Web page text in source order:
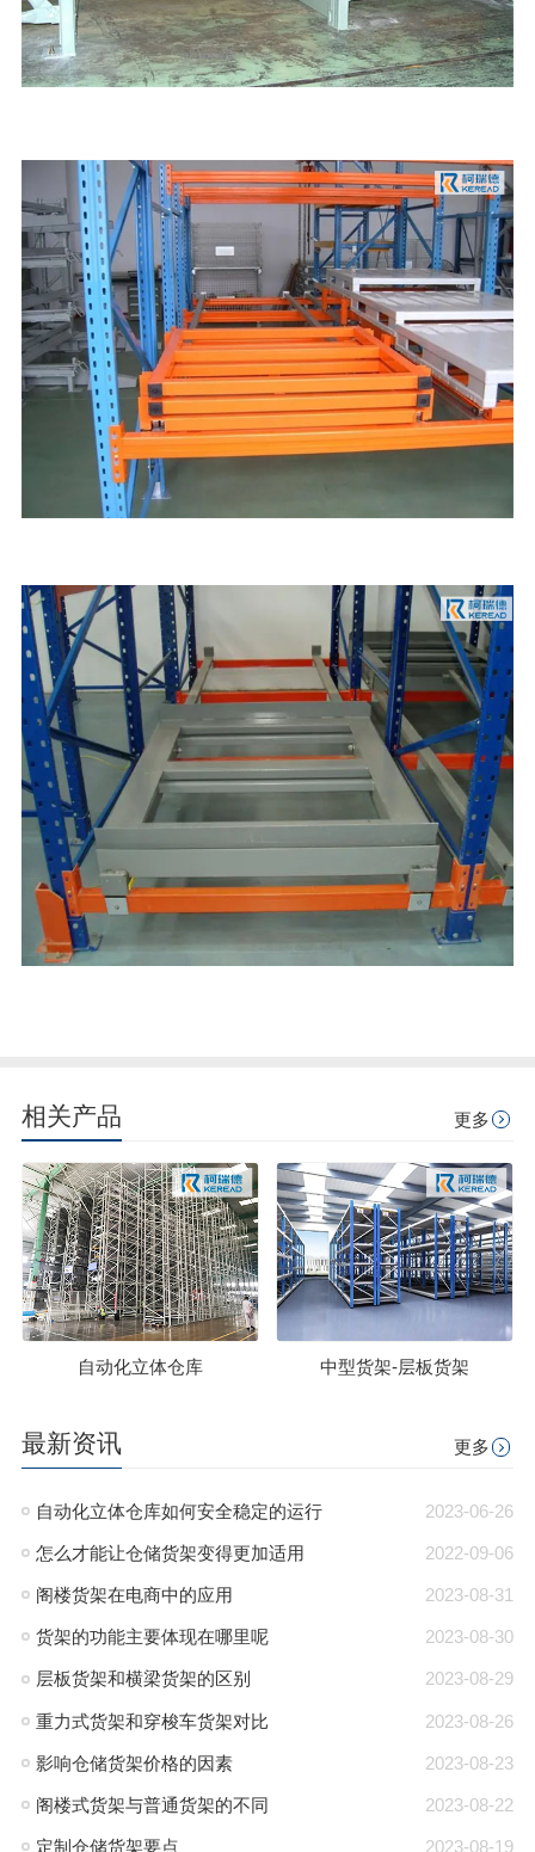
相关产品 更多
自动化立体仓库 中型货架-层板货架
最新资讯 更多
2023-06-26
自动化立体仓库如何安全稳定的运行
2022-09-06
怎么才能让仓储货架变得更加适用
2023-08-31
阁楼货架在电商中的应用
2023-08-30
货架的功能主要体现在哪里呢
2023-08-29
层板货架和横梁货架的区别
2023-08-26
重力式货架和穿梭车货架对比
2023-08-23
影响仓储货架价格的因素
2023-08-22
阁楼式货架与普通货架的不同
2023-08-19
定制仓储货架要点